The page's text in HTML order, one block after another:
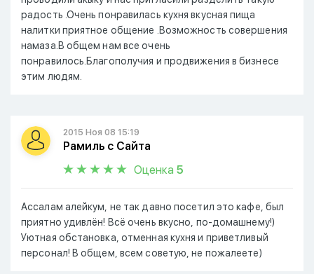
радость .Очень понравилась кухня вкусная пища
налитки приятное общение .Возможность совершения
намаза.В общем нам все очень
понравилось.Благополучия и продвижения в бизнесе
этим людям.
2015 Ноя 08 15:19
Рамиль с Сайта
Оценка 5
Ассалам алейкум, не так давно посетил это кафе, был
приятно удивлён! Всё очень вкусно, по-домашнему!)
Уютная обстановка, отменная кухня и приветливый
персонал! В общем, всем советую, не пожалеете)